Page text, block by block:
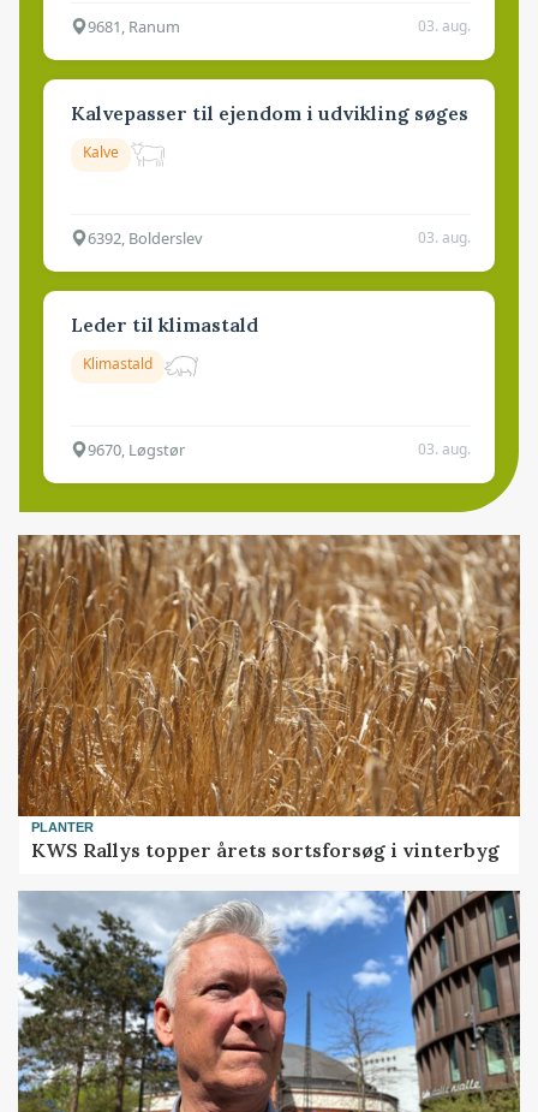
9681, Ranum 03. aug.
Kalvepasser til ejendom i udvikling søges
Kalve
6392, Bolderslev 03. aug.
Leder til klimastald
Klimastald
9670, Løgstør 03. aug.
PLANTER
KWS Rallys topper årets sortsforsøg i vinterbyg